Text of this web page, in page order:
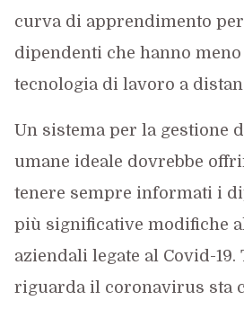
curva di apprendimento
dipendenti che hanno
tecnologia di lavoro a
Un sistema per la gestione
umane ideale dovrebbe
tenere sempre informati i
più significative modifiche
aziendali legate al Covid-19.
riguarda il coronavirus sta